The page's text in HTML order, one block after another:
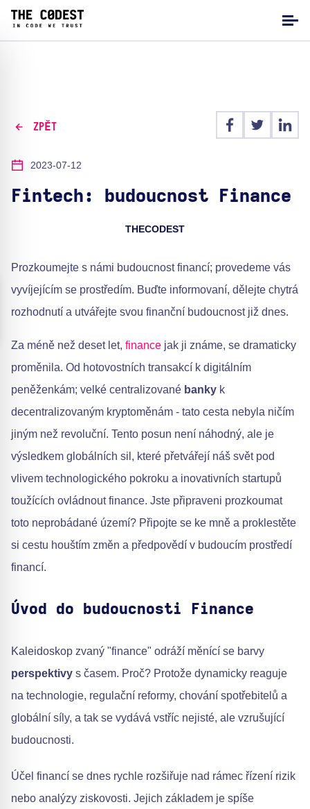
ZPĚT
2023-07-12
Fintech: budoucnost Finance
THECODEST
Prozkoumejte s námi budoucnost financí; provedeme vás
vyvíjejícím se prostředím. Buďte informovaní, dělejte chytrá
rozhodnutí a utvářejte svou finanční budoucnost již dnes.
Za méně než deset let, finance jak ji známe, se dramaticky
proměnila. Od hotovostních transakcí k digitálním
peněženkám; velké centralizované banky k
decentralizovaným kryptoměnám - tato cesta nebyla ničím
jiným než revoluční. Tento posun není náhodný, ale je
výsledkem globálních sil, které přetvářejí náš svět pod
vlivem technologického pokroku a inovativních startupů
toužících ovládnout finance. Jste připraveni prozkoumat
toto neprobádané území? Připojte se ke mně a proklestěte
si cestu houštím změn a předpovědí v budoucím prostředí
financí.
Úvod do budoucnosti Finance
Kaleidoskop zvaný "finance" odráží měnící se barvy
perspektivy s časem. Proč? Protože dynamicky reaguje
na technologie, regulační reformy, chování spotřebitelů a
globální síly, a tak se vydává vstříc nejisté, ale vzrušující
budoucnosti.
Účel financí se dnes rychle rozšiřuje nad rámec řízení rizik
nebo analýzy ziskovosti. Jejich základem je spíše